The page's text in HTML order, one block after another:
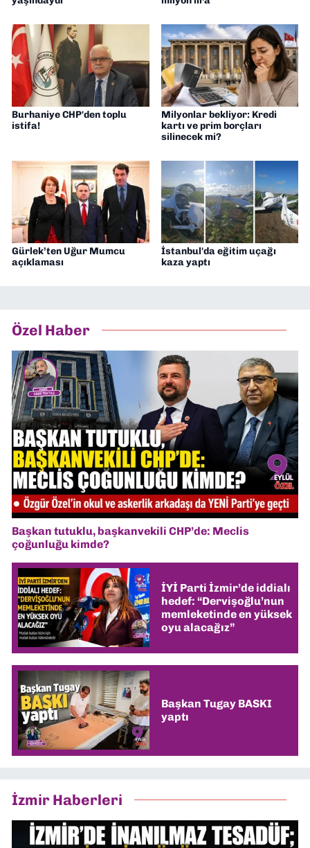
Burhaniye CHP'den toplu
istifa!
Milyonlar bekliyor: Kredi
kartı ve prim borçları
silinecek mi?
Gürlek’ten Uğur Mumcu
açıklaması
İstanbul'da eğitim uçağı
kaza yaptı
Özel Haber
Başkan tutuklu, başkanvekili CHP’de: Meclis
çoğunluğu kimde?
İYİ Parti İzmir’de iddialı
hedef: “Dervişoğlu’nun
memleketinde en yüksek
oyu alacağız”
Başkan Tugay BASKI
yaptı
İzmir Haberleri